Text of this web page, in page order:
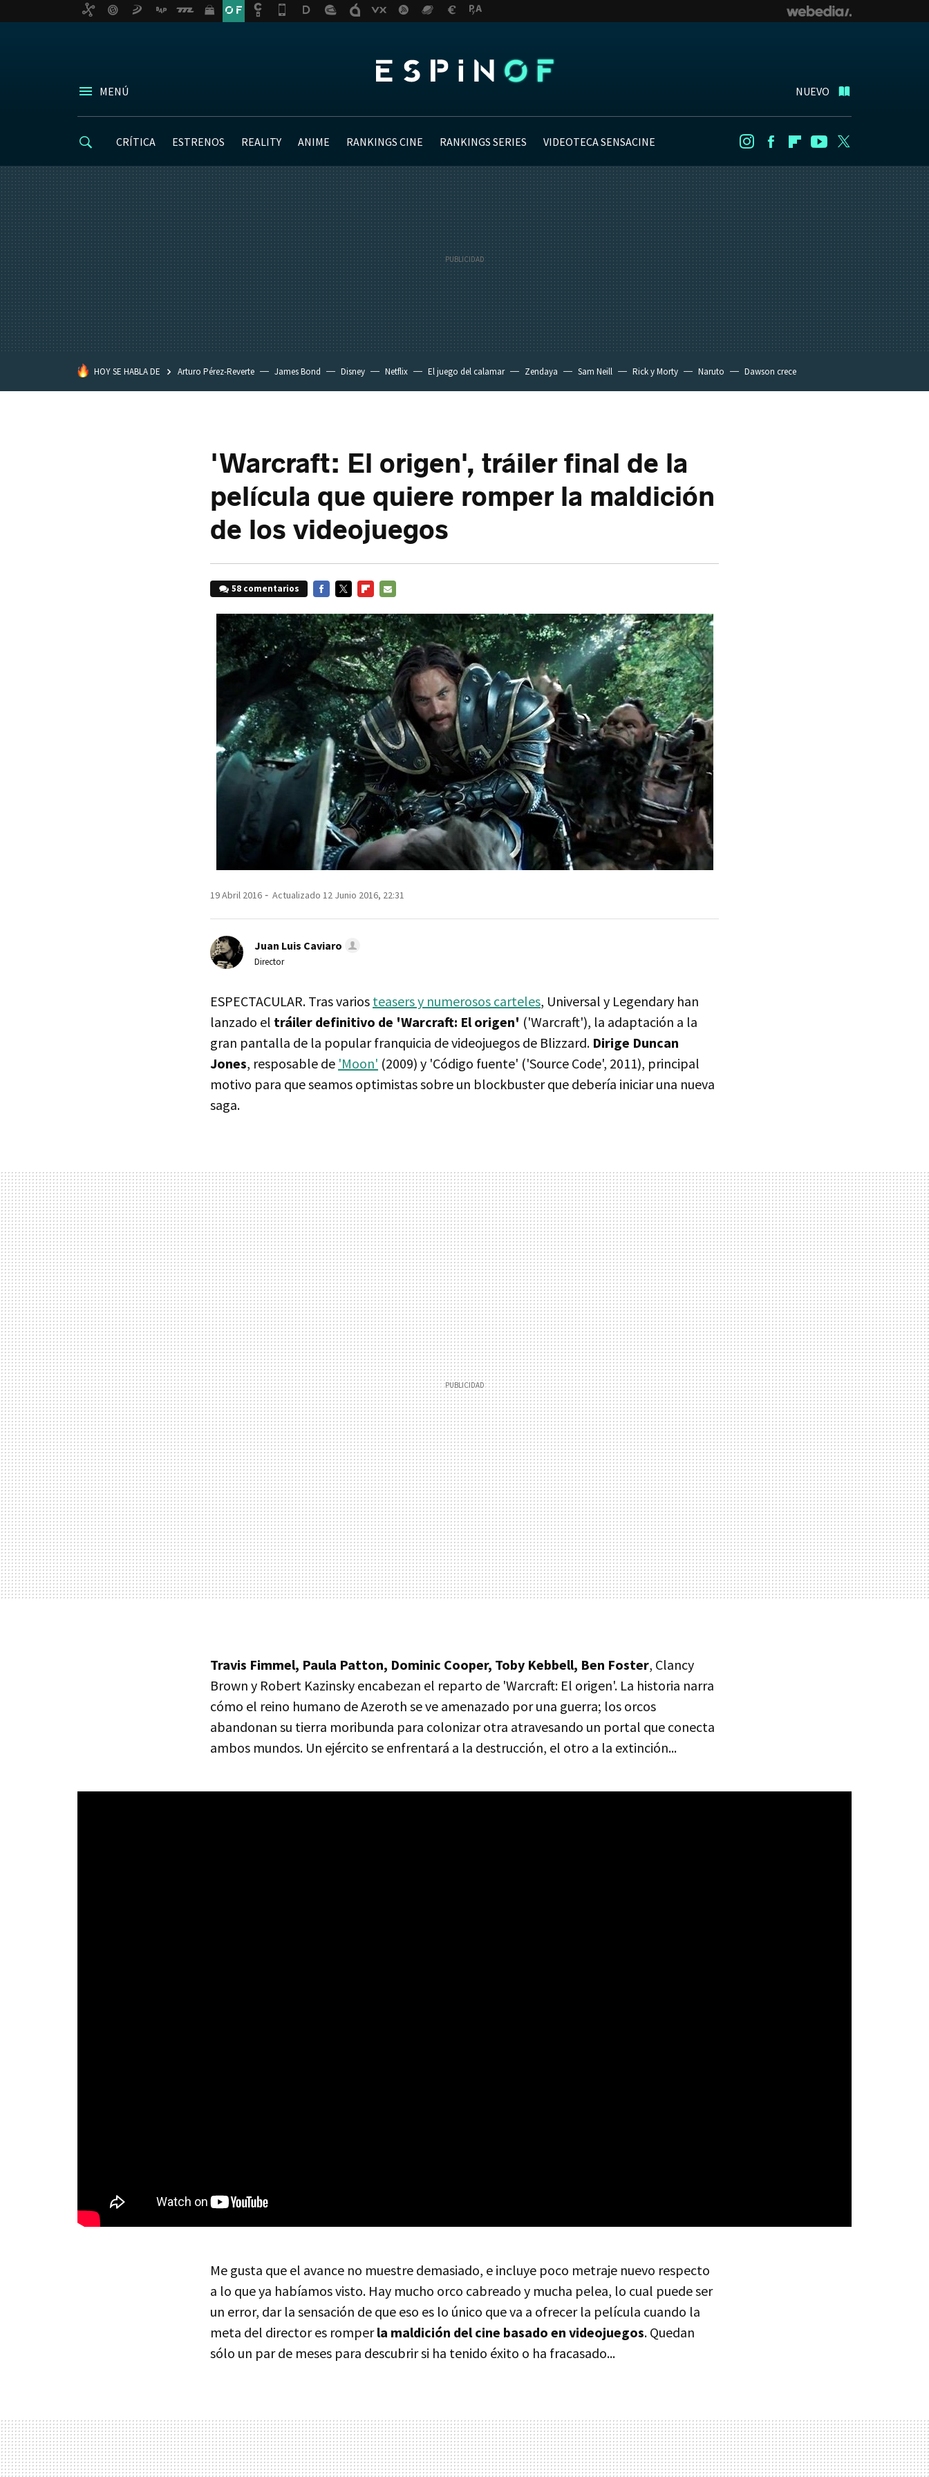
MENÚ NUEVO
CRÍTICA ESTRENOS REALITY ANIME RANKINGS CINE RANKINGS SERIES VIDEOTECA SENSACINE InstagramFacebookFlipboard
Youtube
HOY SE HABLA DE Arturo Pérez-Reverte James Bond Disney Netflix El juego del calamar Zendaya Sam Neill Rick y Morty Naruto Dawson crece
'Warcraft: El origen', tráiler final de la
película que quiere romper la maldición
de los videojuegos
58 comentarios
MAIL
19 Abril 2016 Actualizado 12 Junio 2016, 22:31
Juan Luis Caviaro
Director
ESPECTACULAR. Tras varios teasers y numerosos carteles, Universal y Legendary han
lanzado el tráiler definitivo de 'Warcraft: El origen' ('Warcraft'), la adaptación a la
gran pantalla de la popular franquicia de videojuegos de Blizzard. Dirige Duncan
Jones, resposable de 'Moon' (2009) y 'Código fuente' ('Source Code', 2011), principal
motivo para que seamos optimistas sobre un blockbuster que debería iniciar una nueva
saga.
Travis Fimmel, Paula Patton, Dominic Cooper, Toby Kebbell, Ben Foster, Clancy
Brown y Robert Kazinsky encabezan el reparto de 'Warcraft: El origen'. La historia narra
cómo el reino humano de Azeroth se ve amenazado por una guerra; los orcos
abandonan su tierra moribunda para colonizar otra atravesando un portal que conecta
ambos mundos. Un ejército se enfrentará a la destrucción, el otro a la extinción...
Me gusta que el avance no muestre demasiado, e incluye poco metraje nuevo respecto
a lo que ya habíamos visto. Hay mucho orco cabreado y mucha pelea, lo cual puede ser
un error, dar la sensación de que eso es lo único que va a ofrecer la película cuando la
meta del director es romperla maldición del cine basado en videojuegos. Quedan
sólo un par de meses para descubrir si ha tenido éxito o ha fracasado...